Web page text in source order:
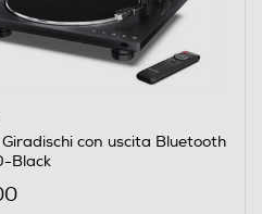
con uscita Bluetooth
Black